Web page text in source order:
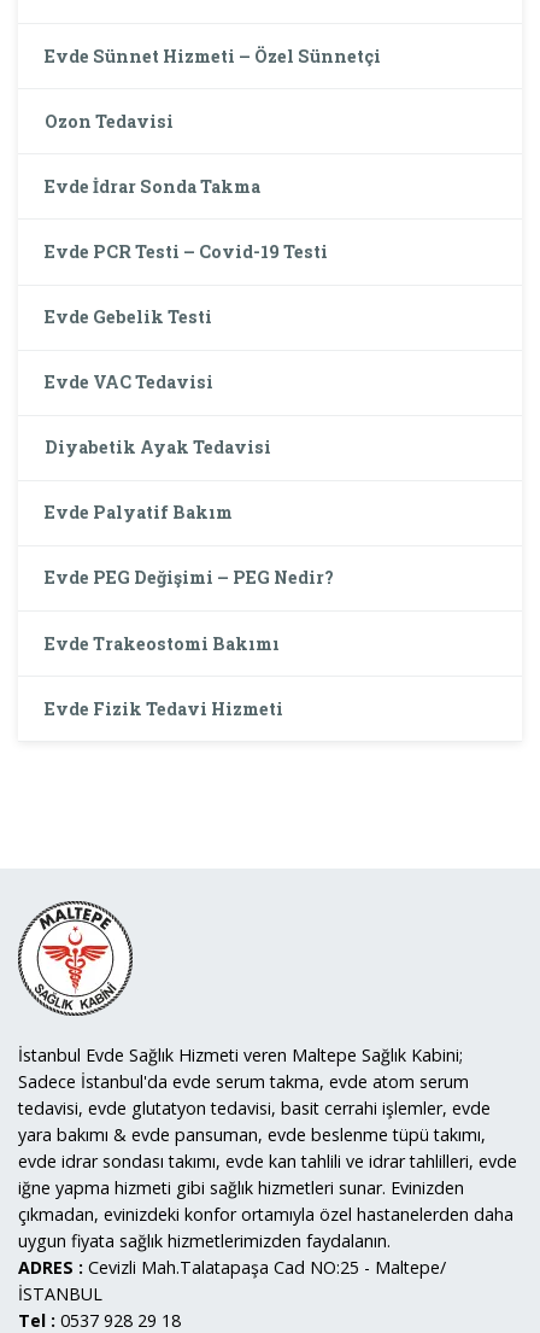
Evde Sünnet Hizmeti – Özel Sünnetçi
Ozon Tedavisi
Evde İdrar Sonda Takma
Evde PCR Testi – Covid-19 Testi
Evde Gebelik Testi
Evde VAC Tedavisi
Diyabetik Ayak Tedavisi
Evde Palyatif Bakım
Evde PEG Değişimi – PEG Nedir?
Evde Trakeostomi Bakımı
Evde Fizik Tedavi Hizmeti
İstanbul Evde Sağlık Hizmeti veren Maltepe Sağlık Kabini;
Sadece İstanbul'da evde serum takma, evde atom serum
tedavisi, evde glutatyon tedavisi, basit cerrahi işlemler, evde
yara bakımı & evde pansuman, evde beslenme tüpü takımı,
evde idrar sondası takımı, evde kan tahlili ve idrar tahlilleri, evde
iğne yapma hizmeti gibi sağlık hizmetleri sunar. Evinizden
çıkmadan, evinizdeki konfor ortamıyla özel hastanelerden daha
uygun fiyata sağlık hizmetlerimizden faydalanın.
ADRES : Cevizli Mah.Talatapaşa Cad NO:25 - Maltepe/
İSTANBUL
Tel : 0537 928 29 18